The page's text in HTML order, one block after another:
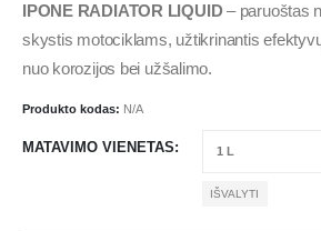
IPONE RADIATOR LIQUID– paruoštas
skystis motociklams, užtikrinantis
nuo korozijos bei užšalimo.
Produkto kodas: N/A
MATAVIMO VIENETAS
IŠVALYTI